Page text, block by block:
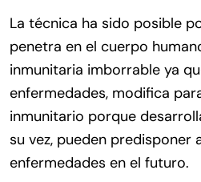
La técnica ha sido posible
penetra en el cuerpo
inmunitaria imborrable ya
enfermedades, modifica
inmunitario porque
su vez, pueden predisponer
enfermedades en el futuro.